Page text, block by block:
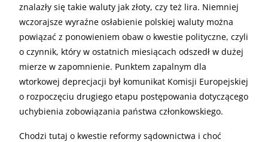
znalazły się takie waluty jak złoty, czy też lira. Niemniej
wczorajsze wyraźne osłabienie polskiej waluty można
powiązać z ponowieniem obaw o kwestie polityczne, czyli
o czynnik, który w ostatnich miesiącach odszedł w dużej
mierze w zapomnienie. Punktem zapalnym dla
wtorkowej deprecjacji był komunikat Komisji Europejskiej
o rozpoczęciu drugiego etapu postępowania dotyczącego
uchybienia zobowiązania państwa członkowskiego.
Chodzi tutaj o kwestie reformy sądownictwa i choć